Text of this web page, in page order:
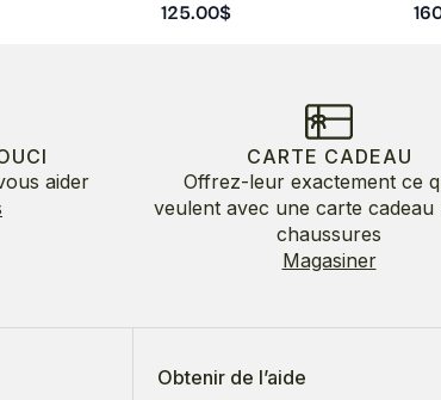
125.00$
aider
CARTE CADEAU
Offrez-leur exactement ce
veulent avec une carte cadeau
chaussures
Magasiner
Obtenir de l’aide